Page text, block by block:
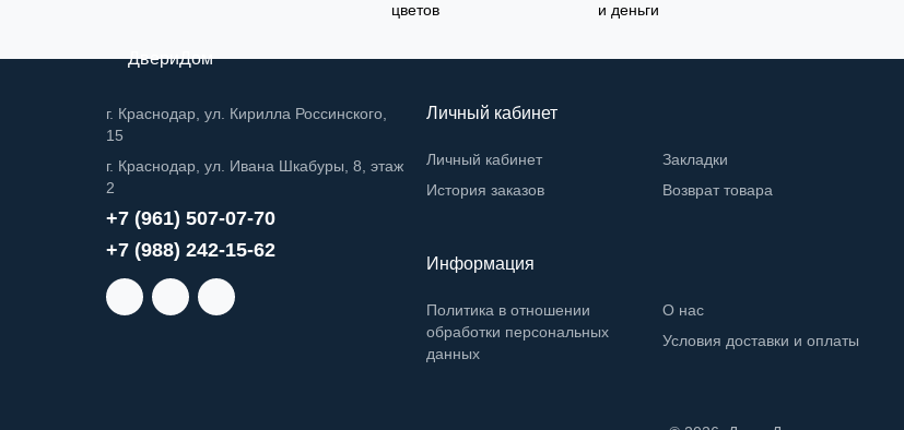
цветов
и деньги
ДвериДом
г. Краснодар, ул. Кирилла Россинского,
15
г. Краснодар, ул. Ивана Шкабуры, 8, этаж
2
+7 (961) 507-07-70
+7 (988) 242-15-62
Личный кабинет
Личный кабинет
История заказов
Закладки
Возврат товара
Информация
Политика в отношении
обработки персональных
данных
О нас
Условия доставки и оплаты